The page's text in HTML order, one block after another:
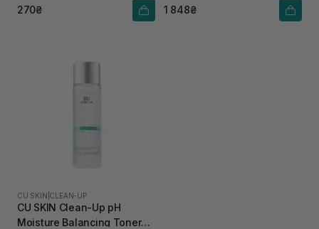
270₴ 1 848₴
CU SKIN CLEAN-UP
CU SKIN Clean-Up pH
Moisture Balancing Toner